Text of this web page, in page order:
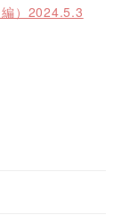
）2024.5.3